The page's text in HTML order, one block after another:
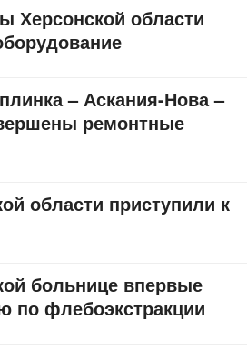
Херсонской области
– Аскания-Нова –
ремонтные
области приступили к
больнице впервые
по флебоэкстракции